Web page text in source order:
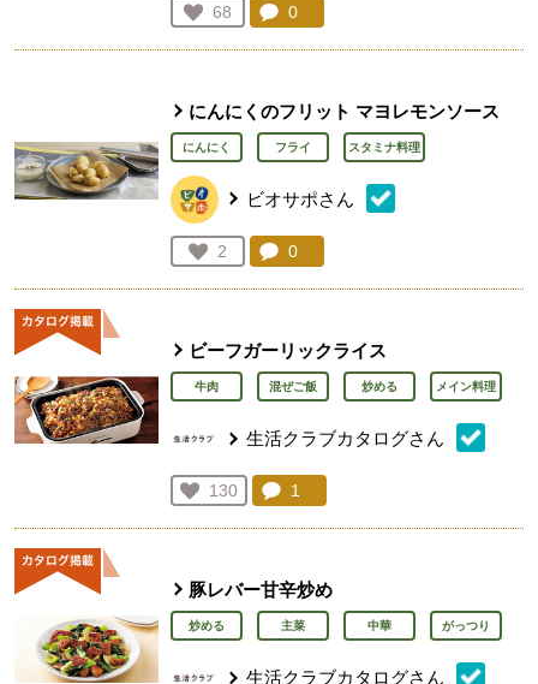
お気に入り登録：
68
人が登録
コメント：
0
にんにくのフリット マヨレモンソース
にんにく フライ スタミナ料理
ビオサポさん
お気に入り登録：
2
人が登録
コメント：
0
ビーフガーリックライス
牛肉 混ぜご飯 炒める メイン料理
生活クラブカタログさん
お気に入り登録：
130
人が登録
コメント：
1
豚レバー甘辛炒め
炒める 主菜 中華 がっつり
生活クラブカタログさん